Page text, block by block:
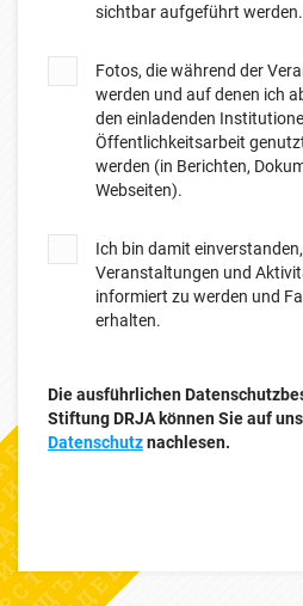
sichtbar aufgeführt werden.
Fotos, die während der
werden und auf denen ich
den einladenden
Öffentlichkeitsarbeit
werden (in Berichten,
Webseiten).
Ich bin damit
Veranstaltungen und
informiert zu werden und
erhalten.
Die ausführlichen
Stiftung DRJA können Sie auf
Datenschutznachlesen.